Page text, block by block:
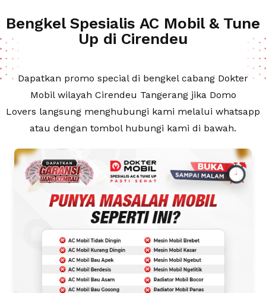
Bengkel Spesialis AC Mobil & Tune
Up di Cirendeu
Dapatkan promo special di bengkel cabang Dokter
Mobil wilayah Cirendeu Tangerang jika Domo
Lovers langsung menghubungi kami melalui whatsapp
atau dengan tombol hubungi kami di bawah.